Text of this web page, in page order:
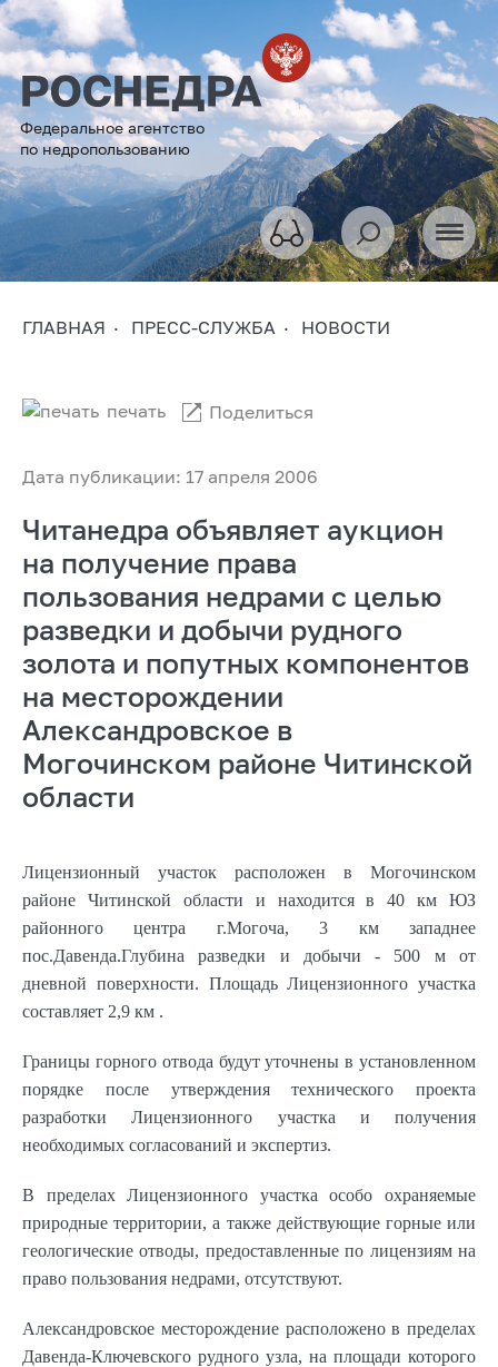
Федеральное агентство
по недропользованию
ГЛАВНАЯ ПРЕСС-СЛУЖБА НОВОСТИ
Дата публикации: 17 апреля 2006
печать Поделиться
Читанедра объявляет аукцион
на получение права
пользования недрами с целью
разведки и добычи рудного
золота и попутных компонентов
на месторождении
Александровское в
Могочинском районе Читинской
области
Лицензионный участок расположен в Могочинском
районе Читинской области и находится в40 км ЮЗ
районного центра г.Могоча,3 кмзападнее
пос.Давенда.Глубина разведки и добычи - 500 мот
дневной поверхности. Площадь Лицензионного участка
составляет 2,9 км .
Границы горного отвода будут уточнены в установленном
порядке после утверждения технического проекта
разработки Лицензионного участка и получения
необходимых согласований и экспертиз.
В пределах Лицензионного участка особо охраняемые
природные территории, а также действующие горные или
геологические отводы, предоставленные по лицензиям на
право пользования недрами, отсутствуют.
Александровское месторождение расположено в пределах
Давенда-Ключевского рудного узла, на площади которого